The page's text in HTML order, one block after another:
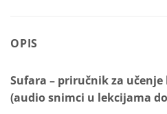
OPIS
Sufara – priručnik za učenje
(audio snimci u lekcijama